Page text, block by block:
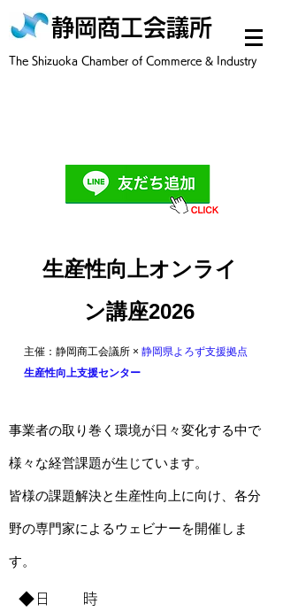
静岡商工会議所
​The Shizuoka Chamber of Commerce & Industry
​生産性向上オンライ
ン講座2026
​主催：静岡商工会議所 × 静岡県よろず支援拠点
生産性向上支援センター
事業者の取り巻く環境が日々変化する中で
様々な経営課題が生じています。
皆様の課題解決と生産性向上に向け、各分
野の専門家によるウェビナーを開催しま
す。
◆日 時